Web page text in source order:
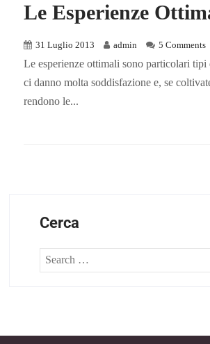
Le Esperienze
31 Luglio 2013 admin 5 Comments
Le esperienze ottimali sono particolari tipi
ci danno molta soddisfazione e, se
rendono le...
Cerca